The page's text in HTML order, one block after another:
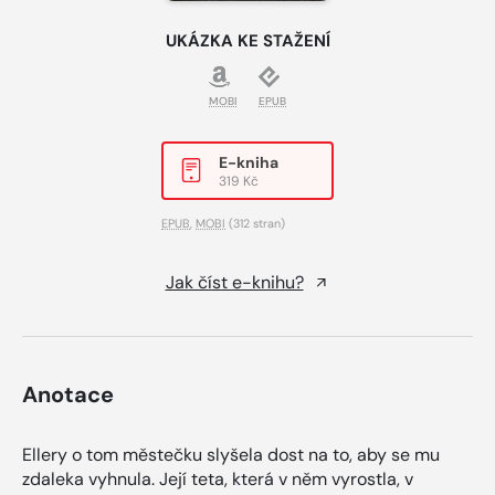
UKÁZKA KE STAŽENÍ
MOBI EPUB
E-kniha
319 Kč
EPUB, MOBI (312 stran)
Jak číst e-knihu?
Anotace
Ellery o tom městečku slyšela dost na to, aby se mu
zdaleka vyhnula. Její teta, která v něm vyrostla, v